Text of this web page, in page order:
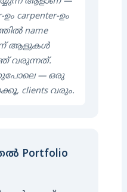
ഉം carpenter-ഉം
name
ആളുകൾ
വരുന്നത്.
— ഒരു
clients വരും.
Portfolio